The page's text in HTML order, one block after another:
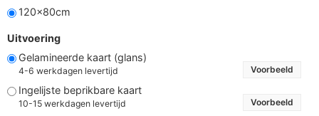
120x80cm
Uitvoering
Gelamineerde kaart (glans)
4-6 werkdagen levertijd Voorbeeld
Ingelijste beprikbare kaart
10-15 werkdagen levertijd Voorbeeld